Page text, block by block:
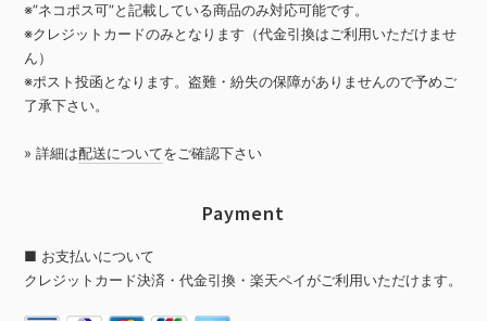
※”ネコポス可”と記載している商品のみ対応可能です。
※クレジットカードのみとなります（代金引換はご利用いただけませ
ん）
※ポスト投函となります。盗難・紛失の保障がありませんので予めご
了承下さい。
» 詳細は配送についてをご確認下さい
Payment
■ お支払いについて
クレジットカード決済・代金引換・楽天ペイがご利用いただけます。